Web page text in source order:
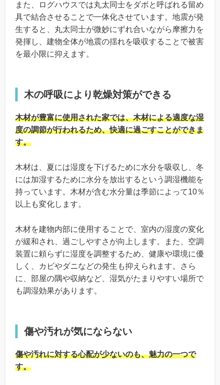
また、ログハウスでは丸太同士をダボと呼ばれる留め
具で結合させることで一体化させています。地震が発
生すると、丸太同士が微妙にずれ合いながら摩擦力を
発揮し、建物全体が地震の揺れを吸収することで被害
を最小限に抑えます。
木の呼吸により乾燥対策ができる
木材が豊富に使用された家では、木材による適度な湿
度の調節が行われるため、快適に過ごすことができま
す。
木材は、夏には湿度を下げるために水分を吸収し、冬
には加湿するために水分を放出するという調湿機能を
持っています。木材が含む水分量は季節によって10％
以上も変化します。
木材を建物内部に使用することで、室内の湿度の変化
が緩和され、過ごしやすさが向上します。また、空調
装置に頼らずに湿度を調整するため、健康や環境に優
しく、カビやダニなどの発生も抑えられます。さら
に、部屋の隅や収納など、湿気がたまりやすい場所で
も調湿効果があります。
傷や汚れが気にならない
傷や汚れに対する心配が少ないのも、魅力の一つで
す。